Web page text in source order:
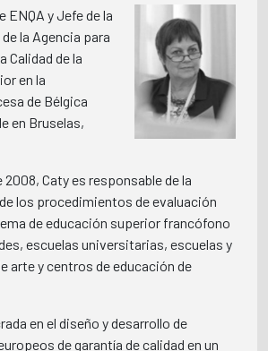
ENQA y Jefe de la
la Agencia para
Calidad de la
en la
de Bélgica
en Bruselas,
2008, Caty es responsable de la
los procedimientos de evaluación
de educación superior francófono
escuelas universitarias, escuelas y
arte y centros de educación de
en el diseño y desarrollo de
de garantía de calidad en un